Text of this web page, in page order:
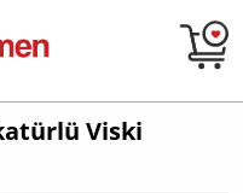
Viski